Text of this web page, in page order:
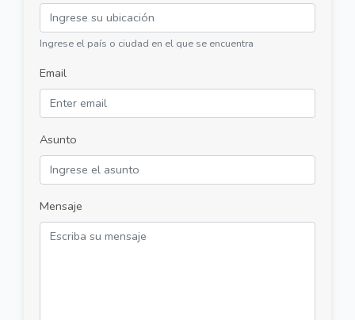
Ingrese el país o ciudad en el que se encuentra
Email
Asunto
Mensaje